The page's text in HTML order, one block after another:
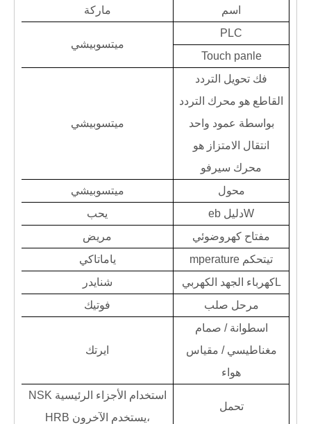
اسم
ماركة
PLC
ميتسوبيشي
Touch panle
فك تحويل التردد
القاطع هو محرك التردد
بواسطة عمود واحد
انتقال الامتزاز هو
محرك سيرفو
ميتسوبيشي
محول
ميتسوبيشي
Wدليل eb
يحب
مفتاح كهروضوئي
مريض
تيتحكم mperature
ياماتاكي
Lكهرباء الجهد الكهربي
شنايدر
مرحل صلب
فوتيك
اسطوانة / صمام
مغناطيسي / مقياس
هواء
ايرتك
تحمل
استخدام الأجزاء الرئيسية NSK
،يستخدم الآخرون HRB